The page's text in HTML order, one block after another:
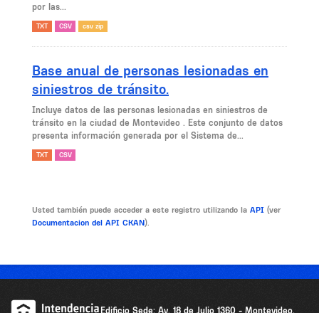
por las...
TXT CSV csv zip
Base anual de personas lesionadas en
siniestros de tránsito.
Incluye datos de las personas lesionadas en siniestros de
tránsito en la ciudad de Montevideo . Este conjunto de datos
presenta información generada por el Sistema de...
TXT CSV
Usted también puede acceder a este registro utilizando la API (ver
Documentacion del API CKAN).
Edificio Sede: Av. 18 de Julio 1360 - Montevideo,